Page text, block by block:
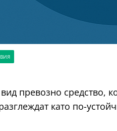
превозно средство,
като по-